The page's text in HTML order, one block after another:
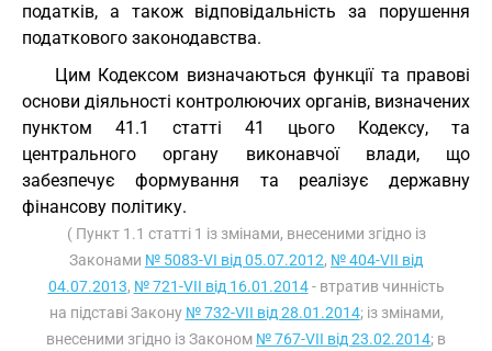
податків, а також відповідальність за порушення
податкового законодавства.
Цим Кодексом визначаються функції та правові
основи діяльності контролюючих органів, визначених
пунктом 41.1 статті 41 цього Кодексу, та
центрального органу виконавчої влади, що
забезпечує формування та реалізує державну
фінансову політику.
( Пункт 1.1 статті 1 із змінами, внесеними згідно із
Законами № 5083-VI від 05.07.2012, № 404-VII від
04.07.2013, № 721-VII від 16.01.2014- втратив чинність
на підставі Закону № 732-VII від 28.01.2014; із змінами,
внесеними згідно із Законом № 767-VII від 23.02.2014; в